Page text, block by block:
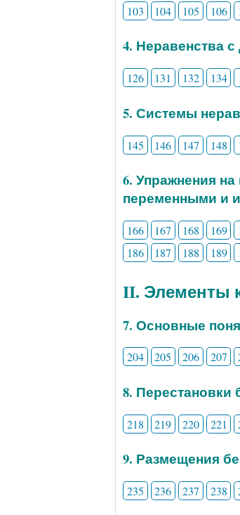
103 104 105 106
4. Неравенства
126 131 132 134
5. Системы
145 146 147 148
6. Упражнения
переменными и
166 167 168 169
186
187 188 189
II. Элементы
7. Основные
204 205 206 207
8. Перестановки
218 219 220 221
9. Размещения
235 236 237 238